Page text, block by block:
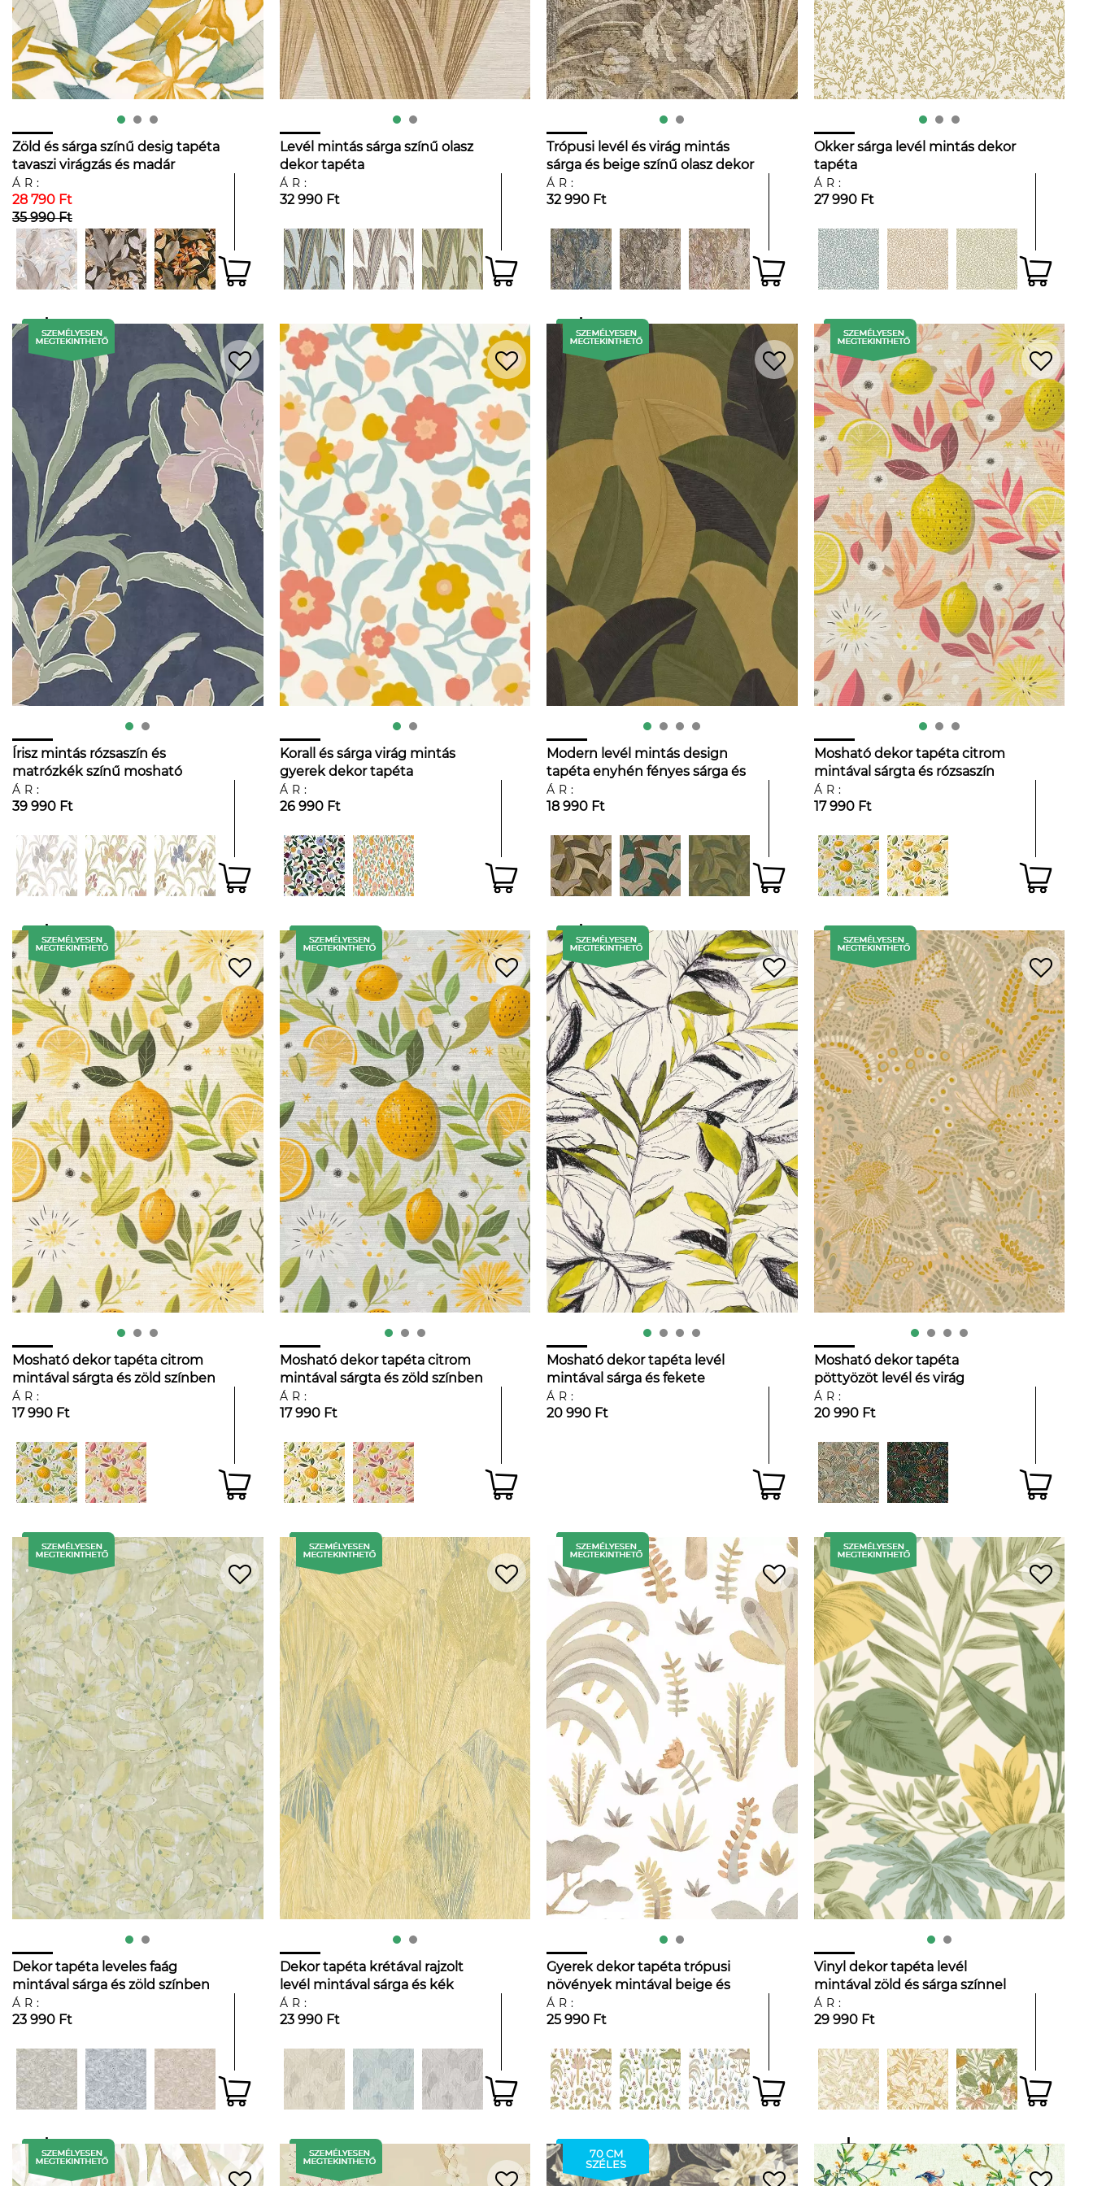
Zöld és sárga színű desig tapéta
tavaszi virágzás és madár
mintával
ÁR:
28 790 Ft
35 990 Ft
Levél mintás sárga színű olasz
dekor tapéta
ÁR:
32 990 Ft
Trópusi levél és virág mintás
sárga és beige színű olasz dekor
tapéta
ÁR:
32 990 Ft
Okker sárga levél mintás dekor
tapéta
ÁR:
27 990 Ft
Írisz mintás rózsaszín és
matrózkék színű mosható
dekor tapéta
ÁR:
39 990 Ft
Korall és sárga virág mintás
gyerek dekor tapéta
ÁR:
26 990 Ft
Modern levél mintás design
tapéta enyhén fényes sárga és
zöld színvilágban
ÁR:
18 990 Ft
Mosható dekor tapéta citrom
mintával sárgta és rózsaszín
színben beige háttéren
ÁR:
17 990 Ft
Mosható dekor tapéta citrom
mintával sárgta és zöld színben
krém háttéren
ÁR:
17 990 Ft
Mosható dekor tapéta citrom
mintával sárgta és zöld színben
ÁR:
17 990 Ft
Mosható dekor tapéta levél
mintával sárga és fekete
színben
ÁR:
20 990 Ft
Mosható dekor tapéta
pöttyözöt levél és virág
mintával matt sárga és szürke
színben
ÁR:
20 990 Ft
Dekor tapéta leveles faág
mintával sárga és zöld színben
ÁR:
23 990 Ft
Dekor tapéta krétával rajzolt
levél mintával sárga és kék
színben
ÁR:
23 990 Ft
Gyerek dekor tapéta trópusi
növények mintával beige és
sárga színben
ÁR:
25 990 Ft
Vinyl dekor tapéta levél
mintával zöld és sárga színnel
ÁR:
29 990 Ft
70 CM
SZÉLES